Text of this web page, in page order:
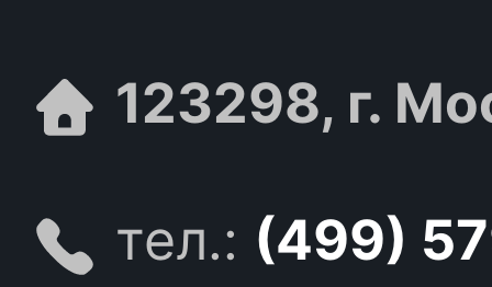
123298, г.
тел.: (499)